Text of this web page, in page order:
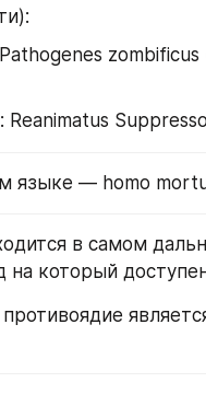
Reanimatus
языке — homo
на который